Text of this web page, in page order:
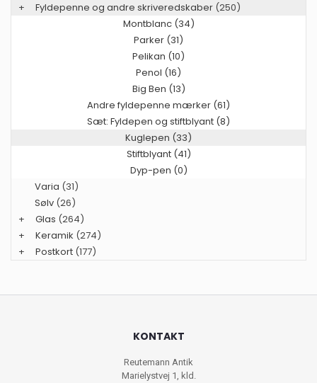
+
Fyldepenne og andre skriveredskaber (250)
Montblanc (34)
Parker (31)
Pelikan (10)
Penol (16)
Big Ben (13)
Andre fyldepenne mærker (61)
Sæt: Fyldepen og stiftblyant (8)
Kuglepen (33)
Stiftblyant (41)
Dyp-pen (0)
Varia (31)
Sølv (26)
+
Glas (264)
+
Keramik (274)
+
Postkort (177)
KONTAKT
Reutemann Antik
Marielystvej 1, kld.